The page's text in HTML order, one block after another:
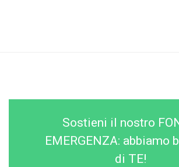
Sostieni il nostro
EMERGENZA: abbiamo
di TE!